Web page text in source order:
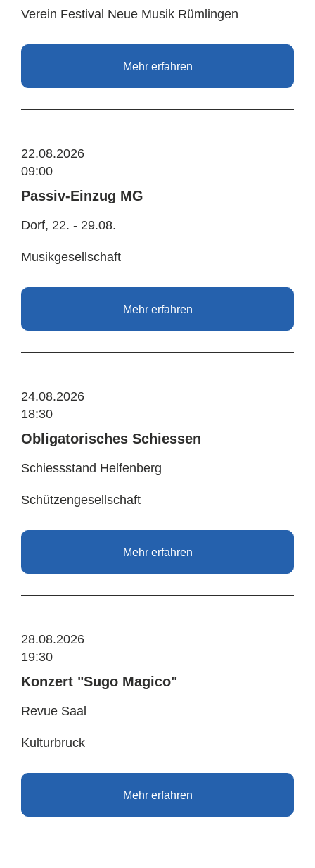
Verein Festival Neue Musik Rümlingen
Mehr erfahren
22.08.2026
09:00
Passiv-Einzug MG
Dorf, 22. - 29.08.
Musikgesellschaft
Mehr erfahren
24.08.2026
18:30
Obligatorisches Schiessen
Schiessstand Helfenberg
Schützengesellschaft
Mehr erfahren
28.08.2026
19:30
Konzert "Sugo Magico"
Revue Saal
Kulturbruck
Mehr erfahren